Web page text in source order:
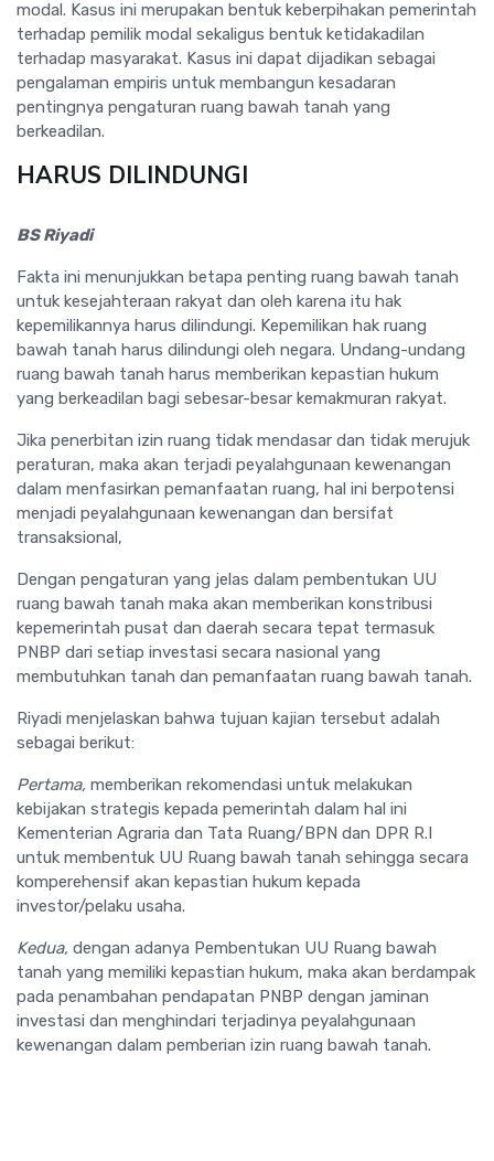
modal. Kasus ini merupakan bentuk keberpihakan pemerintah
terhadap pemilik modal sekaligus bentuk ketidakadilan
terhadap masyarakat. Kasus ini dapat dijadikan sebagai
pengalaman empiris untuk membangun kesadaran
pentingnya pengaturan ruang bawah tanah yang
berkeadilan.
HARUS DILINDUNGI
BS Riyadi
Fakta ini menunjukkan betapa penting ruang bawah tanah
untuk kesejahteraan rakyat dan oleh karena itu hak
kepemilikannya harus dilindungi. Kepemilikan hak ruang
bawah tanah harus dilindungi oleh negara. Undang-undang
ruang bawah tanah harus memberikan kepastian hukum
yang berkeadilan bagi sebesar-besar kemakmuran rakyat.
Jika penerbitan izin ruang tidak mendasar dan tidak merujuk
peraturan, maka akan terjadi peyalahgunaan kewenangan
dalam menfasirkan pemanfaatan ruang, hal ini berpotensi
menjadi peyalahgunaan kewenangan dan bersifat
transaksional,
Dengan pengaturan yang jelas dalam pembentukan UU
ruang bawah tanah maka akan memberikan konstribusi
kepemerintah pusat dan daerah secara tepat termasuk
PNBP dari setiap investasi secara nasional yang
membutuhkan tanah dan pemanfaatan ruang bawah tanah.
Riyadi menjelaskan bahwa tujuan kajian tersebut adalah
sebagai berikut:
Pertama, memberikan rekomendasi untuk melakukan
kebijakan strategis kepada pemerintah dalam hal ini
Kementerian Agraria dan Tata Ruang/BPN dan DPR R.I
untuk membentuk UU Ruang bawah tanah sehingga secara
komperehensif akan kepastian hukum kepada
investor/pelaku usaha.
Kedua, dengan adanya Pembentukan UU Ruang bawah
tanah yang memiliki kepastian hukum, maka akan berdampak
pada penambahan pendapatan PNBP dengan jaminan
investasi dan menghindari terjadinya peyalahgunaan
kewenangan dalam pemberian izin ruang bawah tanah.